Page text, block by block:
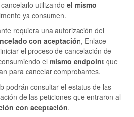
utilizando el mismo
ya consumen.
requiera una autorización del
con aceptación, Enlace
el proceso de cancelación de
el mismo endpoint que
para cancelar comprobantes.
podrán consultar el estatus de las
de las peticiones que entraron al
con aceptación.